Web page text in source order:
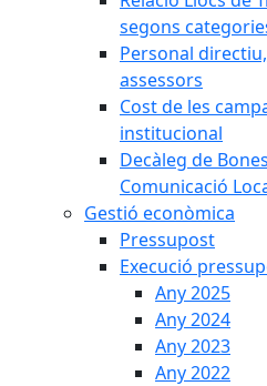
segons
Personal
assessors
Cost de les
institucional
Decàleg de
Comunicació
Gestió econòmica
Pressupost
Execució
Any 2025
Any 2024
Any 2023
Any 2022